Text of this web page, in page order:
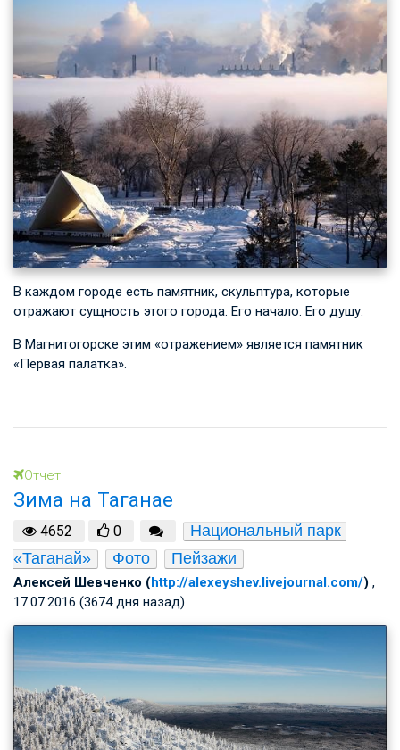
В каждом городе есть памятник, скульптура, которые
отражают сущность этого города. Его начало. Его душу.
В Магнитогорске этим «отражением» является памятник
«Первая палатка».
Отчет
Зима на Таганае
4652 0
Национальный парк
«Таганай»
Фото Пейзажи
Алексей Шевченко (http://alexeyshev.livejournal.com/) ,
17.07.2016 (3674 дня назад)